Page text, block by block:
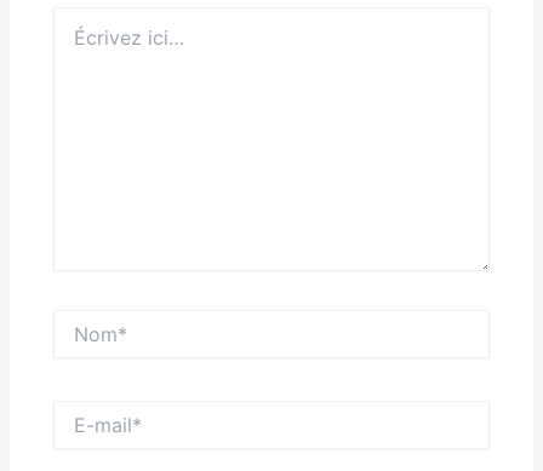
ici…
mail*